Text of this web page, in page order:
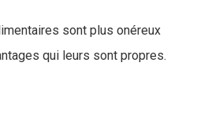
sont plus onéreux
qui leurs sont propres.